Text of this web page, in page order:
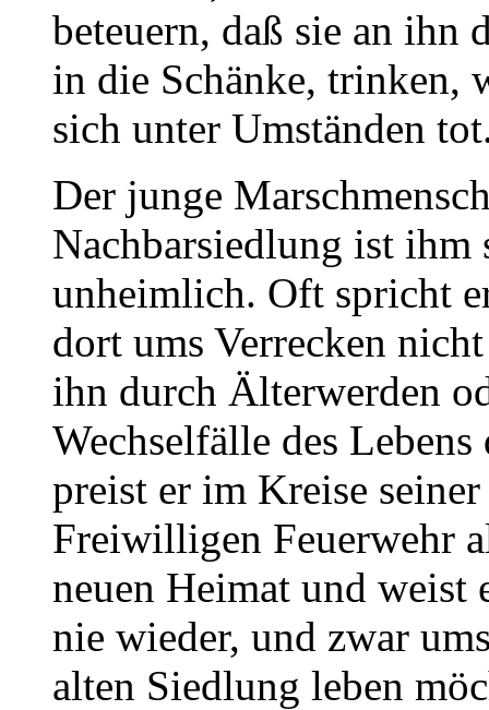
beteuern, daß sie an ihn
in die Schänke, trinken,
sich unter Umständen
Der junge
Nachbarsiedlung ist ihm
unheimlich. Oft spricht
dort ums Verrecken
ihn durch Älterwerden
Wechselfälle des
preist er im Kreise
Freiwilligen Feuerwehr
neuen Heimat und weist
nie wieder, und zwar
alten Siedlung leben